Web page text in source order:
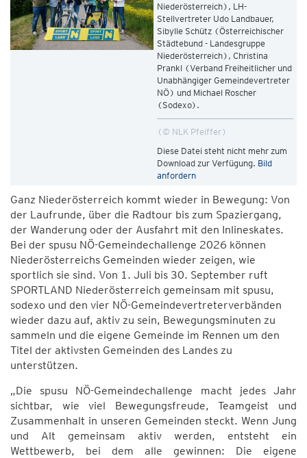
Niederösterreich), LH-
Stellvertreter Udo Landbauer,
Sibylle Schütz (Österreichischer
Städtebund - Landesgruppe
Niederösterreich), Christina
Prankl (Verband Freiheitlicher und
Unabhängiger Gemeindevertreter
NÖ) und Michael Roscher
(Sodexo).
© NLK Pfeiffer
Diese Datei steht nicht mehr zum
Download zur Verfügung. Bild
anfordern
Ganz Niederösterreich kommt wieder in Bewegung: Von
der Laufrunde, über die Radtour bis zum Spaziergang,
der Wanderung oder der Ausfahrt mit den Inlineskates.
Bei der spusu NÖ-Gemeindechallenge 2026 können
Niederösterreichs Gemeinden wieder zeigen, wie
sportlich sie sind. Von 1. Juli bis 30. September ruft
SPORTLAND Niederösterreich gemeinsam mit spusu,
sodexo und den vier NÖ-Gemeindevertreterverbänden
wieder dazu auf, aktiv zu sein, Bewegungsminuten zu
sammeln und die eigene Gemeinde im Rennen um den
Titel der aktivsten Gemeinden des Landes zu
unterstützen.
„Die spusu NÖ-Gemeindechallenge macht jedes Jahr
sichtbar, wie viel Bewegungsfreude, Teamgeist und
Zusammenhalt in unseren Gemeinden steckt. Wenn Jung
und Alt gemeinsam aktiv werden, entsteht ein
Wettbewerb, bei dem alle gewinnen: Die eigene